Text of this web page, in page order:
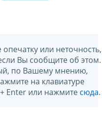
или неточность,
Вы сообщите об этом.
по Вашему мнению,
на клавиатуре
Enter или нажмите сюда.